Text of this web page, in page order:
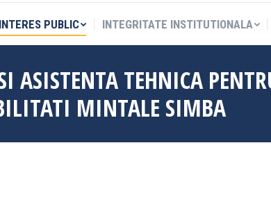
PUBLIC INTEGRITATE INSTITUTIONALA
ASISTENTA TEHNICA
MINTALE SIMBA